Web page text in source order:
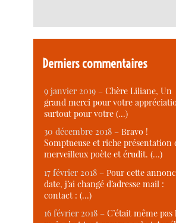
Derniers commentaires
9 janvier 2019 –Chère Liliane, Un
grand merci pour votre
surtout pour votre (…)
30 décembre 2018 –Bravo !
Somptueuse et riche présentation
merveilleux poète et érudit. (…)
17 février 2018 –Pour cette
date, j’ai changé d’adresse mail :
contact : (…)
16 février 2018 –C’était même pas